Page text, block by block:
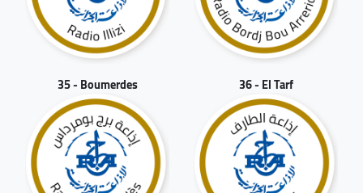
35 - Boumerdes 36 - El Tarf